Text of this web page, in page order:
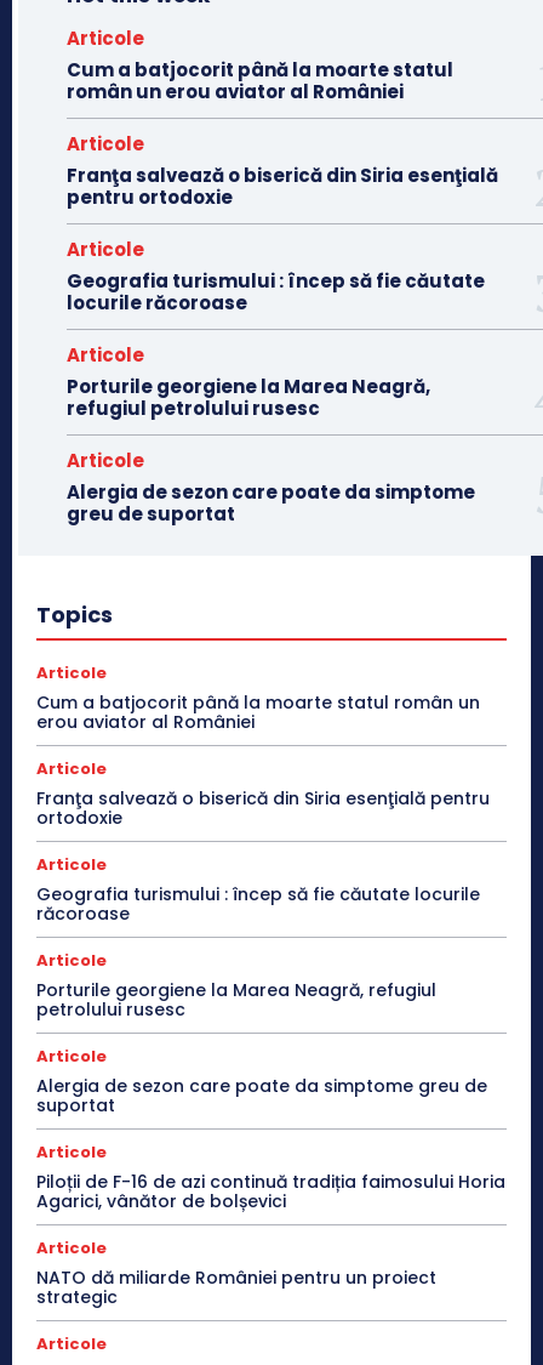
Articole
Cum a batjocorit până la moarte statul
român un erou aviator al României
Articole
Franţa salvează o biserică din Siria esenţială
pentru ortodoxie
Articole
Geografia turismului : încep să fie căutate
locurile răcoroase
Articole
Porturile georgiene la Marea Neagră,
refugiul petrolului rusesc
Articole
Alergia de sezon care poate da simptome
greu de suportat
Topics
Articole
Cum a batjocorit până la moarte statul român un
erou aviator al României
Articole
Franţa salvează o biserică din Siria esenţială pentru
ortodoxie
Articole
Geografia turismului : încep să fie căutate locurile
răcoroase
Articole
Porturile georgiene la Marea Neagră, refugiul
petrolului rusesc
Articole
Alergia de sezon care poate da simptome greu de
suportat
Articole
Piloții de F-16 de azi continuă tradiția faimosului Horia
Agarici, vânător de bolșevici
Articole
NATO dă miliarde României pentru un proiect
strategic
Articole